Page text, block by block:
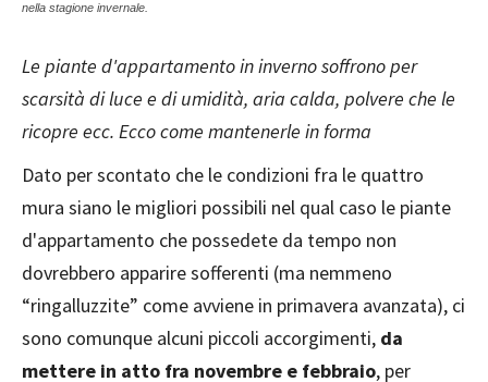
nella stagione invernale.
Le piante d'appartamento in inverno soffrono per
scarsità di luce e di umidità, aria calda, polvere che le
ricopre ecc. Ecco come mantenerle in forma
Dato per scontato che le condizioni fra le quattro
mura siano le migliori possibili nel qual caso le piante
d'appartamento che possedete da tempo non
dovrebbero apparire sofferenti (ma nemmeno
“ringalluzzite” come avviene in primavera avanzata), ci
sono comunque alcuni piccoli accorgimenti, da
mettere in atto fra novembre e febbraio, per